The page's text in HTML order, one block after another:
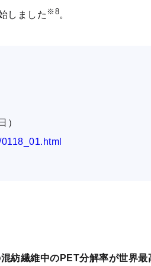
しました ※8。
）
紡繊維中のPET分解率が世界最